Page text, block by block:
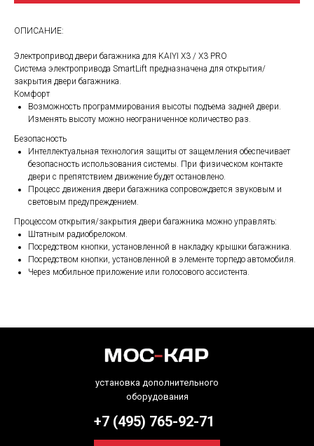
ОПИСАНИЕ:
Электропривод двери багажника для KAIYI X3 / X3 PRO
Система электропривода SmartLift предназначена для открытия/
закрытия двери багажника.
Комфорт
Возможность программирования высоты подъема задней двери.
Изменять высоту можно неограниченное количество раз.
Безопасность
Интеллектуальная технология защиты от защемления обеспечивает
безопасность использования системы. При физическом контакте
двери с препятствием движение будет остановлено.
Процесс движения двери багажника сопровождается звуковым и
световым предупреждением.
Процессом открытия/закрытия двери багажника можно управлять:
Штатным радиобрелоком.
Посредством кнопки, установленной в накладку крышки багажника.
Посредством кнопки, установленной в элементе торпедо автомобиля.
Через мобильное приложение или голосового ассистента.
+7 (495) 765-92-71
установка дополнительного
оборудования